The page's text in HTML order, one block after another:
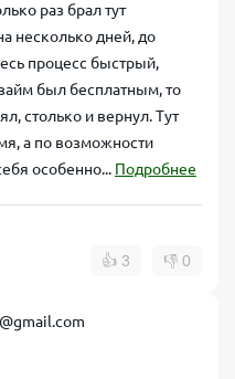
раз брал тут
несколько дней, до
процесс быстрый,
был бесплатным, то
столько и вернул. Тут
а по возможности
особенно... Подробнее
👍 3 👎 0